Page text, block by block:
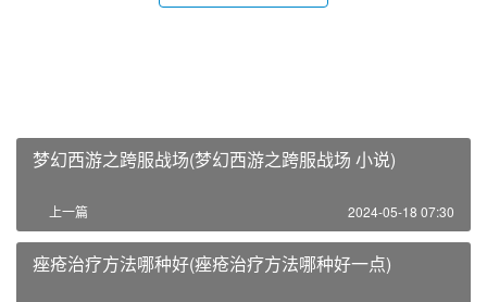
梦幻西游之跨服战场(梦幻西游之跨服战场 小说)
上一篇 2024-05-18 07:30
痤疮治疗方法哪种好(痤疮治疗方法哪种好一点)